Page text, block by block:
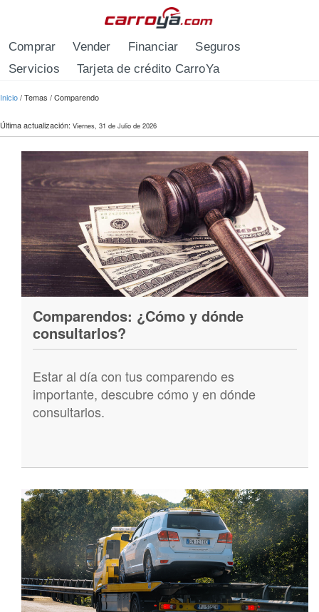
Comprar Vender Financiar
Seguros
Servicios
Tarjeta de crédito CarroYa
Se encuentra usted aquí
Inicio/Temas /Comparendo
Última actualización: Viernes, 31 de Julio de 2026
Comparendos: ¿Cómo y dónde
consultarlos?
Estar al día con tus comparendo es
importante, descubre cómo y en dónde
consultarlos.